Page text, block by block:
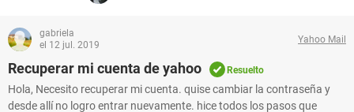
gabriela
el 12 jul. 2019
Yahoo Mail
Recuperar mi cuenta de yahoo Resuelto
Hola, Necesito recuperar mi cuenta. quise cambiar la contraseña y
desde allí no logro entrar nuevamente. hice todos los pasos que